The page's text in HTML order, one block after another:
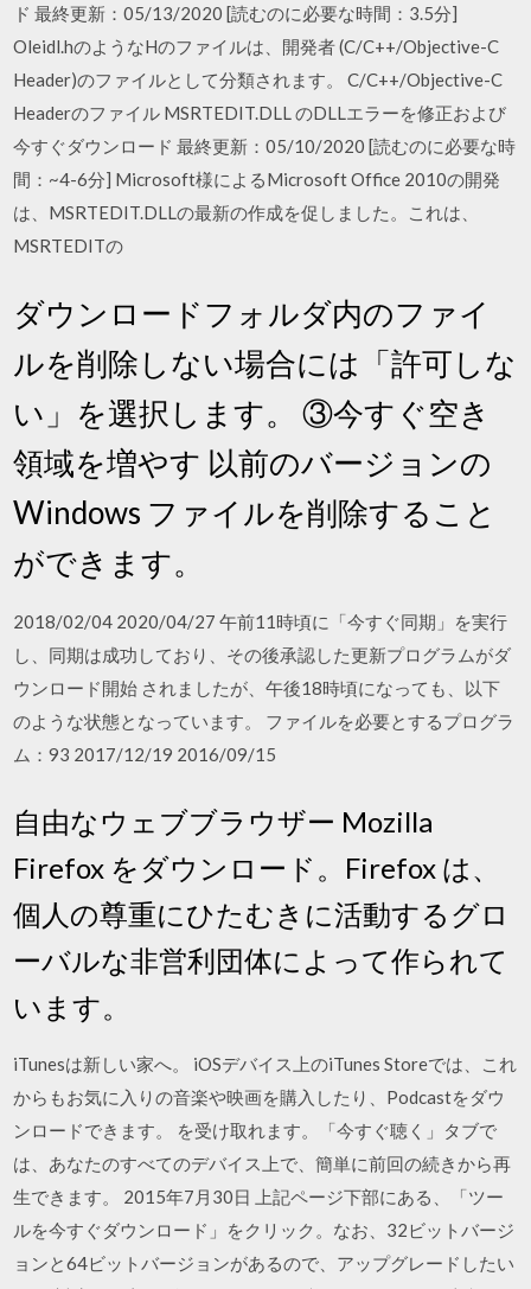
ド 最終更新：05/13/2020 [読むのに必要な時間：3.5分]
Oleidl.hのようなHのファイルは、開発者 (C/C++/Objective-C
Header)のファイルとして分類されます。 C/C++/Objective-C
Headerのファイル MSRTEDIT.DLL のDLLエラーを修正および
今すぐダウンロード 最終更新：05/10/2020 [読むのに必要な時
間：~4-6分] Microsoft様によるMicrosoft Office 2010の開発
は、MSRTEDIT.DLLの最新の作成を促しました。これは、
MSRTEDITの
ダウンロードフォルダ内のファイ
ルを削除しない場合には「許可しな
い」を選択します。 ③今すぐ空き
領域を増やす 以前のバージョンの
Windows ファイルを削除すること
ができます。
2018/02/04 2020/04/27 午前11時頃に「今すぐ同期」を実行
し、同期は成功しており、その後承認した更新プログラムがダ
ウンロード開始 されましたが、午後18時頃になっても、以下
のような状態となっています。 ファイルを必要とするプログラ
ム：93 2017/12/19 2016/09/15
自由なウェブブラウザー Mozilla
Firefox をダウンロード。Firefox は、
個人の尊重にひたむきに活動するグロ
ーバルな非営利団体によって作られて
います。
iTunesは新しい家へ。 iOSデバイス上のiTunes Storeでは、これ
からもお気に入りの音楽や映画を購入したり、Podcastをダウ
ンロードできます。 を受け取れます。「今すぐ聴く」タブで
は、あなたのすべてのデバイス上で、簡単に前回の続きから再
生できます。 2015年7月30日 上記ページ下部にある、「ツー
ルを今すぐダウンロード」をクリック。なお、32ビットバージ
ョンと64ビットバージョンがあるので、アップグレードしたい